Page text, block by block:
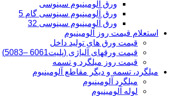
ورق آلومینیوم سینوسی
ورق آلومینیوم سینوسی گام 5
ورق آلومینیوم سینوسی 32
استعلام قیمت روز آلومینیوم
قیمت ورق های تولید داخل
قیمت ورقهای آلیاژی (پلیت6061 –5083)
قیمت روز میلگرد و تسمه
میلگرد، تسمه و دیگر مقاطع آلومینیوم
میلگرد آلومینیوم
لوله آلومینیوم